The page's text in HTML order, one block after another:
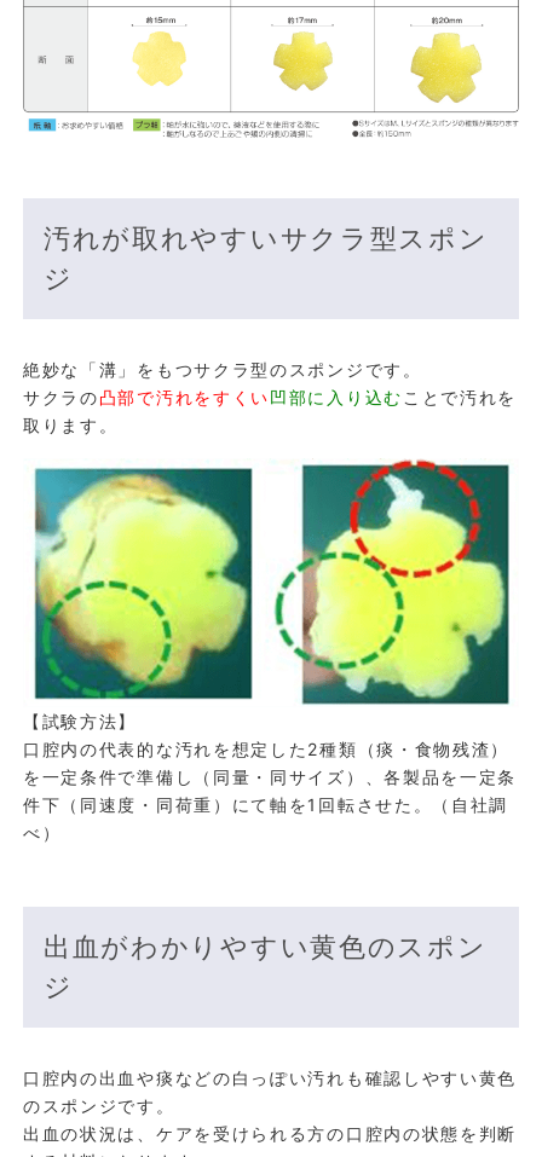
汚れが取れやすいサクラ型スポン
ジ
絶妙な「溝」をもつサクラ型のスポンジです。
サクラの凸部で汚れをすくい凹部に入り込む ことで汚れを
取ります。
【試験方法】
口腔内の代表的な汚れを想定した2種類（痰・食物残渣）
を一定条件で準備し（同量・同サイズ）、各製品を一定条
件下（同速度・同荷重）にて軸を1回転させた。（自社調
べ）
出血がわかりやすい黄色のスポン
ジ
口腔内の出血や痰などの白っぽい汚れも確認しやすい黄色
のスポンジです。
出血の状況は、ケアを受けられる方の口腔内の状態を判断